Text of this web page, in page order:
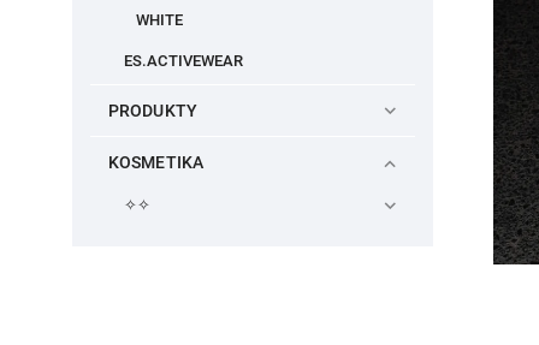
WHITE
ES.ACTIVEWEAR
PRODUKTY
KOSMETIKA
✧✧